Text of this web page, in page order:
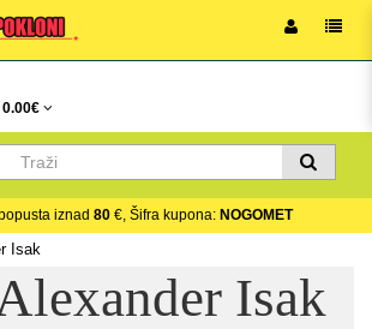
0.00€
iznad 80 €, Šifra kupona: NOGOMET
Isak
Isak